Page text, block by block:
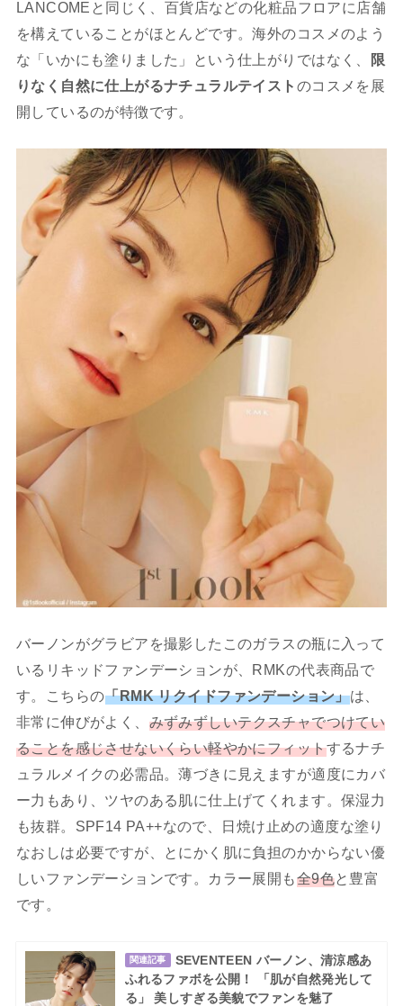
LANCOMEと同じく、百貨店などの化粧品フロアに店舗
を構えていることがほとんどです。海外のコスメのよう
な「いかにも塗りました」という仕上がりではなく、
限
りなく自然に仕上がるナチュラルテイスト のコスメを展
開しているのが特徴です。
バーノンがグラビアを撮影したこのガラスの瓶に入って
いるリキッドファンデーションが、RMKの代表商品で
す。こちらの「RMK リクイドファンデーション」は、
非常に伸びがよく、 みずみずしいテクスチャでつけてい
ることを感じさせないくらい軽やかにフィットするナチ
ュラルメイクの必需品。薄づきに見えますが適度にカバ
ー力もあり、ツヤのある肌に仕上げてくれます。保湿力
も抜群。SPF14 PA++なので、日焼け止めの適度な塗り
なおしは必要ですが、とにかく肌に負担のかからない優
しいファンデーションです。カラー展開も全9色と豊富
です。
関連記事
SEVENTEEN バーノン、清涼感あ
ふれるファボを公開！ 「肌が自然発光して
る」 美しすぎる美貌でファンを魅了